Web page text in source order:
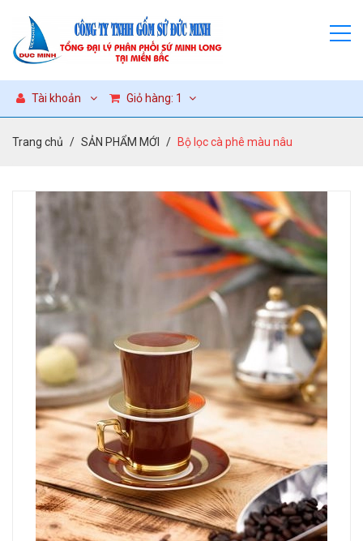
Tài khoản Giỏ hàng: 1
Trang chủ SẢN PHẨM MỚI Bộ lọc cà phê màu nâu